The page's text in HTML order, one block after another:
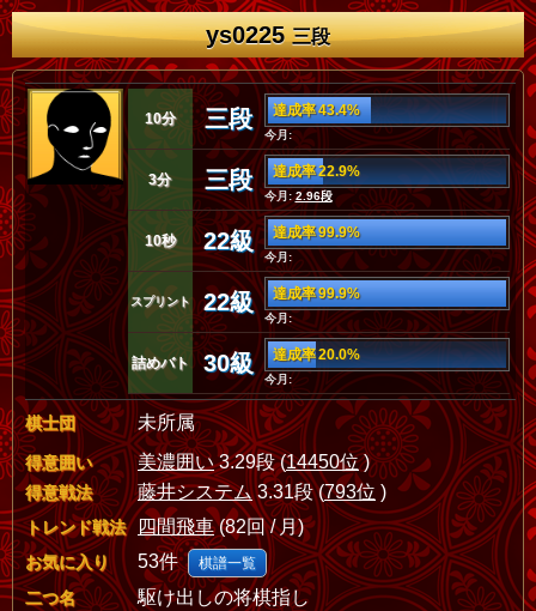
ys0225三段
10分 三段 達成率 43.4%
今月:
3分 三段 達成率 22.9%
今月:2.96段
10秒 22級 達成率 99.9%
今月:
スプリント 22級 達成率 99.9%
今月:
詰めバト 30級 達成率 20.0%
今月:
棋士団 未所属
得意囲い 美濃囲い3.29段 (14450位)
得意戦法 藤井システム3.31段 (793位 )
トレンド戦法 四間飛車(82回 / 月)
お気に入り 53件 棋譜一覧
二つ名 駆け出しの将棋指し